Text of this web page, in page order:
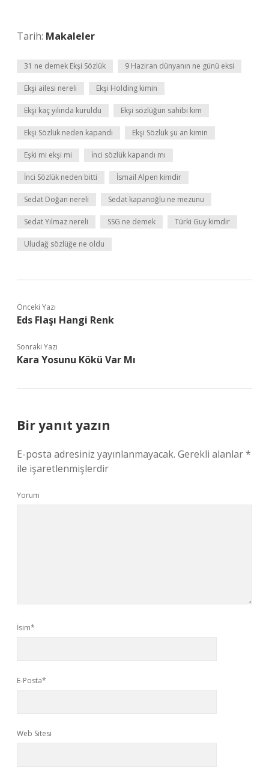
Tarih: Makaleler
31 ne demek Ekşi Sözlük 9 Haziran dünyanın ne günü eksi
Ekşi ailesi nereli Ekşi Holding kimin
Ekşi kaç yılında kuruldu Ekşi sözlüğün sahibi kim
Ekşi Sözlük neden kapandı Ekşi Sözlük şu an kimin
Eşki mi ekşi mi İnci sözlük kapandı mı
İnci Sözlük neden bitti İsmail Alpen kimdir
Sedat Doğan nereli Sedat kapanoğlu ne mezunu
Sedat Yılmaz nereli SSG ne demek Türki Guy kimdir
Uludağ sözlüğe ne oldu
Önceki Yazı
Eds Flaşı Hangi Renk
Sonraki Yazı
Kara Yosunu Kökü Var Mı
Bir yanıt yazın
E-posta adresiniz yayınlanmayacak. Gerekli alanlar*
ile işaretlenmişlerdir
Yorum
İsim*
E-Posta*
Web Sitesi